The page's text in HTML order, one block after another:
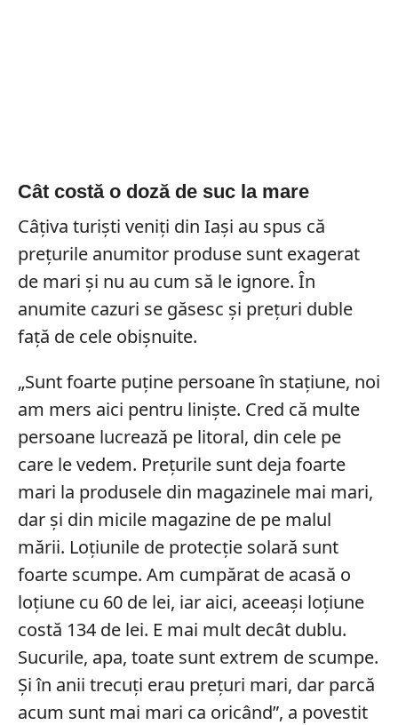
Cât costă o doză de suc la mare
Câțiva turiști veniți din Iași au spus că
prețurile anumitor produse sunt exagerat
de mari și nu au cum să le ignore. În
anumite cazuri se găsesc și prețuri duble
față de cele obișnuite.
„Sunt foarte puține persoane în stațiune, noi
am mers aici pentru liniște. Cred că multe
persoane lucrează pe litoral, din cele pe
care le vedem. Prețurile sunt deja foarte
mari la produsele din magazinele mai mari,
dar și din micile magazine de pe malul
mării. Loțiunile de protecție solară sunt
foarte scumpe. Am cumpărat de acasă o
loțiune cu 60 de lei, iar aici, aceeași loțiune
costă 134 de lei. E mai mult decât dublu.
Sucurile, apa, toate sunt extrem de scumpe.
Și în anii trecuți erau prețuri mari, dar parcă
acum sunt mai mari ca oricând”, a povestit